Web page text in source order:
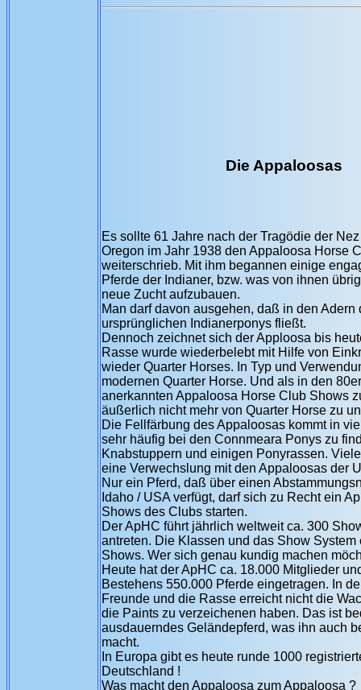
Die Appaloosas
Es sollte 61 Jahre nach der Tragödie der
Oregon im Jahr 1938 den Appaloosa Horse
weiterschrieb. Mit ihm begannen einige
Pferde der Indianer, bzw. was von ihnen
neue Zucht aufzubauen.
Man darf davon ausgehen, daß in den
ursprünglichen Indianerponys fließt.
Dennoch zeichnet sich der Apploosa bis
Rasse wurde wiederbelebt mit Hilfe von
wieder Quarter Horses. In Typ und
modernen Quarter Horse. Und als in den
anerkannten Appaloosa Horse Club Shows
äußerlich nicht mehr von Quarter Horse zu
Die Fellfärbung des Appaloosas kommt in
sehr häufig bei den Connmeara Ponys zu
Knabstuppern und einigen Ponyrassen.
eine Verwechslung mit den Appaloosas der
Nur ein Pferd, daß über einen
Idaho / USA verfügt, darf sich zu Recht ein
Shows des Clubs starten.
Der ApHC führt jährlich weltweit ca. 300
antreten. Die Klassen und das Show
Shows. Wer sich genau kundig machen
Heute hat der ApHC ca. 18.000 Mitglieder
Bestehens 550.000 Pferde eingetragen. In
Freunde und die Rasse erreicht nicht die
die Paints zu verzeichenen haben. Das ist
ausdauerndes Geländepferd, was ihn auch
macht.
In Europa gibt es heute runde 1000
Deutschland !
Was macht den Appaloosa zum Appaloosa ?